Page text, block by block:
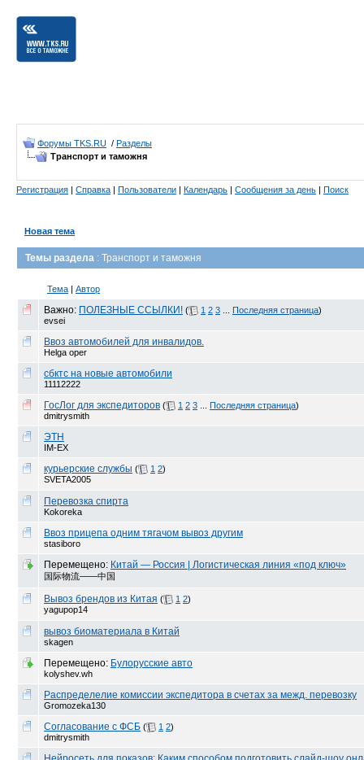
Форумы TKS.RU / Разделы
Транспорт и таможня
Регистрация | Справка | Пользователи | Календарь | Сообщения за день | Поиск
Новая тема
Темы раздела : Транспорт и таможня
Тема | Автор
Важно: ПОЛЕЗНЫЕ ССЫЛКИ! ( 1 2 3 Последняя страница)
evsei
Ввоз автомобилей для инвалидов.
Helga oper
сбктс на новые автомобили
11112222
ГосЛог для экспедиторов ( 1 2 3 Последняя страница)
dmitrysmith
ЭТН
IM-EX
курьерские службы ( 1 2)
SVETA2005
Перевозка спирта
Kokoreka
Ввоз прицепа одним тягачом вывоз другим
stasiboro
Перемещено: Китай — Россия | Логистическая линия «под ключ»
国际物流——中国
Вывоз брендов из Китая ( 1 2)
yagupop14
вывоз биоматериала в Китай
skagen
Перемещено: Булорусские авто
kolyshev.wh
Распределелие комиссии экспедитора в счетах за межд. перевозку
Gromozeka130
Согласование с ФСБ ( 1 2)
dmitrysmith